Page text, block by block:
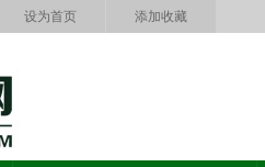
设为首页 添加收藏